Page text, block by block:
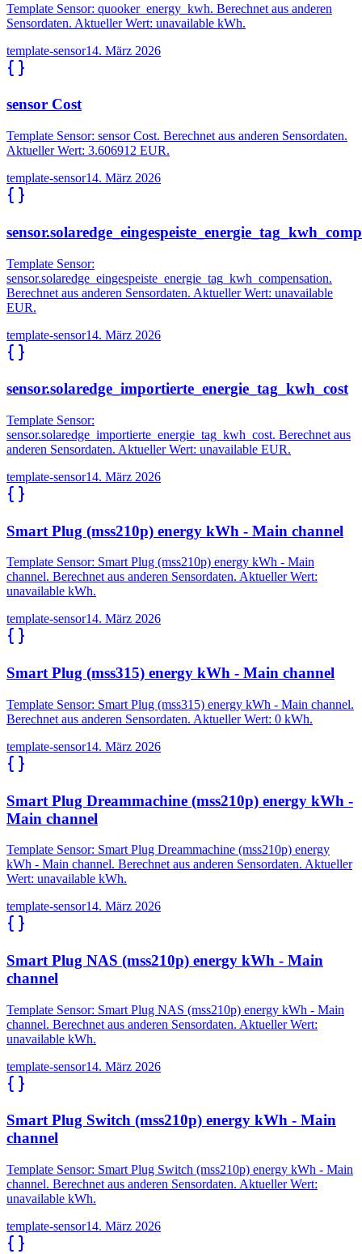
Template Sensor: quooker_energy_kwh. Berechnet aus anderen
Sensordaten. Aktueller Wert: unavailable kWh.
template-sensor14. März 2026
sensor Cost
Template Sensor: sensor Cost. Berechnet aus anderen Sensordaten.
Aktueller Wert: 3.606912 EUR.
template-sensor14. März 2026
Template Sensor:
sensor.solaredge_eingespeiste_energie_tag_kwh_compensation.
Berechnet aus anderen Sensordaten. Aktueller Wert: unavailable
EUR.
template-sensor14. März 2026
sensor.solaredge_importierte_energie_tag_kwh_cost
Template Sensor:
sensor.solaredge_importierte_energie_tag_kwh_cost. Berechnet aus
anderen Sensordaten. Aktueller Wert: unavailable EUR.
template-sensor14. März 2026
Smart Plug (mss210p) energy kWh - Main channel
Template Sensor: Smart Plug (mss210p) energy kWh - Main
channel. Berechnet aus anderen Sensordaten. Aktueller Wert:
unavailable kWh.
template-sensor14. März 2026
Smart Plug (mss315) energy kWh - Main channel
Template Sensor: Smart Plug (mss315) energy kWh - Main channel.
Berechnet aus anderen Sensordaten. Aktueller Wert: 0 kWh.
template-sensor14. März 2026
Smart Plug Dreammachine (mss210p) energy kWh -
Main channel
Template Sensor: Smart Plug Dreammachine (mss210p) energy
kWh - Main channel. Berechnet aus anderen Sensordaten. Aktueller
Wert: unavailable kWh.
template-sensor14. März 2026
Smart Plug NAS (mss210p) energy kWh - Main
channel
Template Sensor: Smart Plug NAS (mss210p) energy kWh - Main
channel. Berechnet aus anderen Sensordaten. Aktueller Wert:
unavailable kWh.
template-sensor14. März 2026
Smart Plug Switch (mss210p) energy kWh - Main
channel
Template Sensor: Smart Plug Switch (mss210p) energy kWh - Main
channel. Berechnet aus anderen Sensordaten. Aktueller Wert:
unavailable kWh.
template-sensor14. März 2026